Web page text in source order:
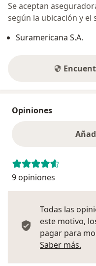
Se aceptan
según la ubicación y el
Suramericana S.A.
Opiniones
9 opiniones
Todas las
este motivo,
pagar para
Saber más.